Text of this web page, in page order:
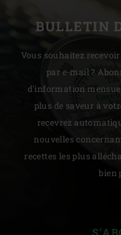
BULLETIN
Vous souhaitez
par e-mail ?
d'information
plus de saveur à
recevrez
nouvelles
recettes les plus
bien